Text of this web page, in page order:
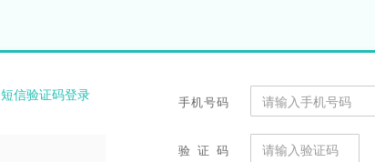
短信验证码登录 手机号码
验证码